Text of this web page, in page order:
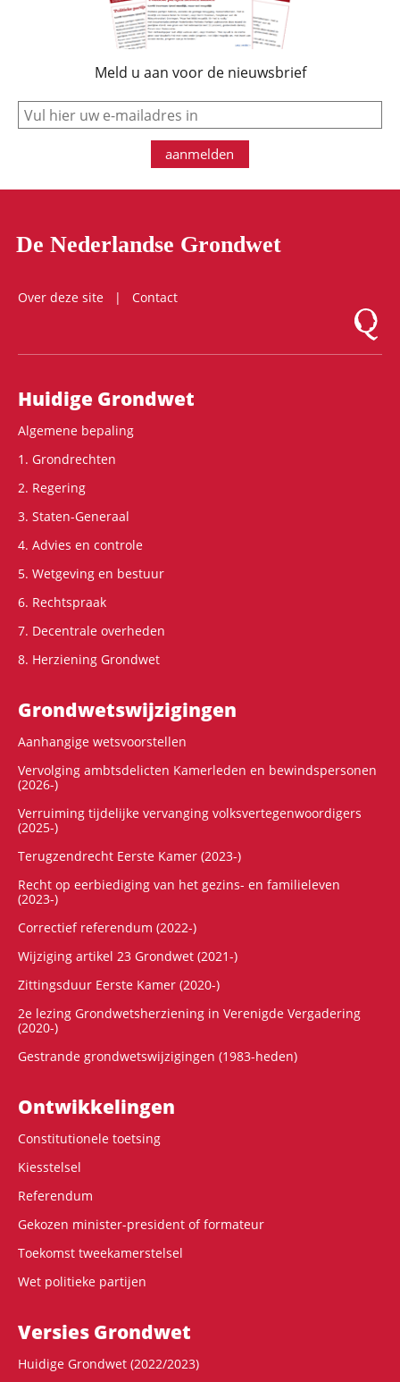
Meld u aan voor de nieuwsbrief
e-mail
aanmelden
De Nederlandse Grondwet
Over deze site
Contact
Logo
Hoofdnavigatie
Huidige Grondwet
Algemene bepaling
1. Grondrechten
2. Regering
3. Staten-Generaal
4. Advies en controle
5. Wetgeving en bestuur
6. Rechtspraak
7. Decentrale overheden
8. Herziening Grondwet
Grondwets­wijzigingen
Aanhangige wetsvoorstellen
Vervolging ambtsdelicten Kamerleden en bewindspersonen
(2026-)
Verruiming tijdelijke vervanging volksvertegenwoordigers
(2025-)
Terugzendrecht Eerste Kamer (2023-)
Recht op eerbiediging van het gezins- en familieleven
(2023-)
Correctief referendum (2022-)
Wijziging artikel 23 Grondwet (2021-)
Zittingsduur Eerste Kamer (2020-)
2e lezing Grondwetsherziening in Verenigde Vergadering
(2020-)
Gestrande grondwetswijzigingen (1983-heden)
Ontwikke­lingen
Constitutionele toetsing
Kiesstelsel
Referendum
Gekozen minister-president of formateur
Toekomst tweekamerstelsel
Wet politieke partijen
Versies Grondwet
Huidige Grondwet (2022/2023)